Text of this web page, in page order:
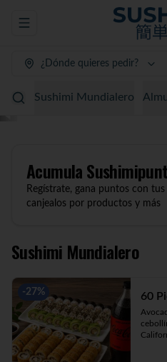
Abrir menu de navegación
¿Dónde quieres pedir?
Sushimi Mundialero
Acumula
Regístrate, gana puntos con
canjealos por productos y más
Sushimi Mundialero
-27% 60